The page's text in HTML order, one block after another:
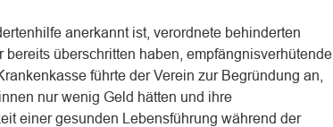
anerkannt ist, verordnete behinderten
überschritten haben, empfängnisverhütende
führte der Verein zur Begründung an,
nur wenig Geld hätten und ihre
einer gesunden Lebensführung während der